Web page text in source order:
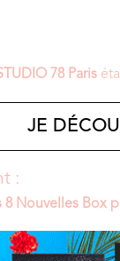
78 Paris
JE
:
8 Nouvelles Box